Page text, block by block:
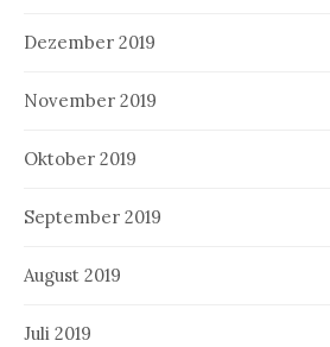
Dezember 2019
November 2019
Oktober 2019
September 2019
August 2019
Juli 2019